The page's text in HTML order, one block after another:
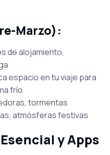
Marzo):
de alojamiento,
espacio en tu viaje para
frío
tormentas
atmósferas festivas
y Apps